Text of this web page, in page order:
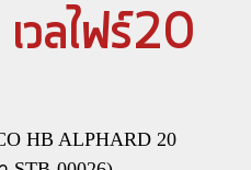
วลไฟร์20
HB ALPHARD 20